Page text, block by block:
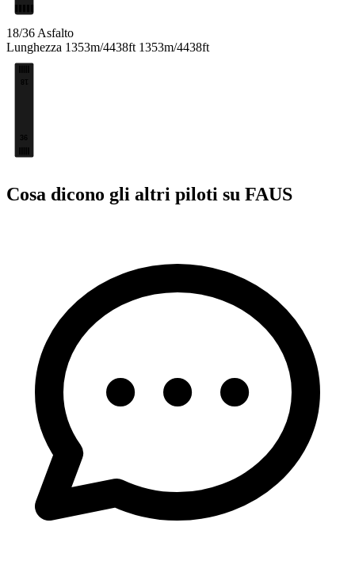
18/36 Asfalto
Lunghezza 1353m/4438ft 1353m/4438ft
36
18
Cosa dicono gli altri piloti su FAUS